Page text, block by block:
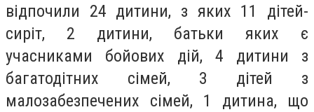
відпочили 24 дитини, з яких 11 дітей-
сиріт, 2 дитини, батьки яких є
учасниками бойових дій, 4 дитини з
багатодітних сімей, 3 дітей з
малозабезпечених сімей, 1 дитина, що